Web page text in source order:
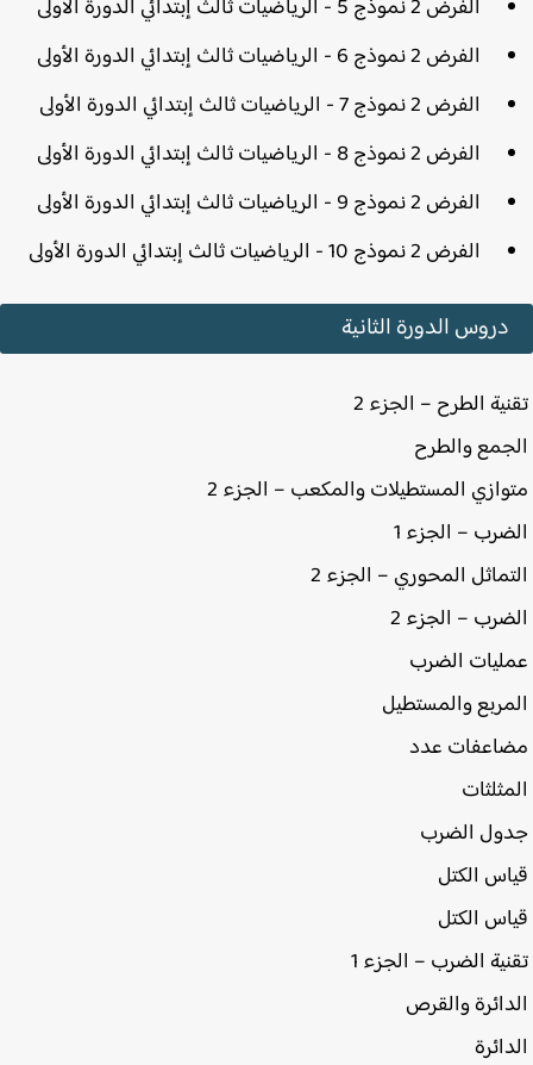
الفرض 2 نموذج 5 - الرياضيات ثالث إبتدائي الدورة الأولى
الفرض 2 نموذج 6 - الرياضيات ثالث إبتدائي الدورة الأولى
الفرض 2 نموذج 7 - الرياضيات ثالث إبتدائي الدورة الأولى
الفرض 2 نموذج 8 - الرياضيات ثالث إبتدائي الدورة الأولى
الفرض 2 نموذج 9 - الرياضيات ثالث إبتدائي الدورة الأولى
الفرض 2 نموذج 10 - الرياضيات ثالث إبتدائي الدورة الأولى
دروس الدورة الثانية
الطرح – الجزء 2
والطرح
المستطيلات والمكعب – الجزء 2
– الجزء 1
المحوري – الجزء 2
– الجزء 2
الضرب
والمستطيل
عدد
الضرب
الكتل
الكتل
الضرب – الجزء 1
والقرص